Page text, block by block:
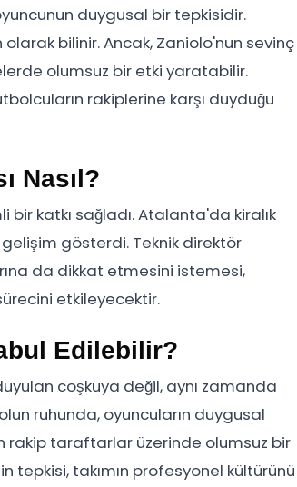
duygusal bir tepkisidir.
bilinir. Ancak, Zaniolo'nun sevinç
olumsuz bir etki yaratabilir.
rakiplerine karşı duyduğu
Nasıl?
katkı sağladı. Atalanta'da kiralık
gösterdi. Teknik direktör
da dikkat etmesini istemesi,
etkileyecektir.
Edilebilir?
coşkuya değil, aynı zamanda
ruhunda, oyuncuların duygusal
rakip taraftarlar üzerinde olumsuz bir
tepkisi, takımın profesyonel kültürünü